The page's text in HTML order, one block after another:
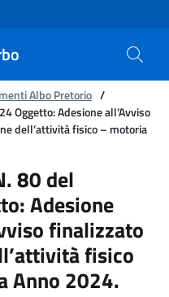
Albo Pretorio /
Oggetto: Adesione all’Avviso
dell’attività fisico – motoria
del 10/06/2024
80 del
Adesione
finalizzato
fisico
Anno 2024.